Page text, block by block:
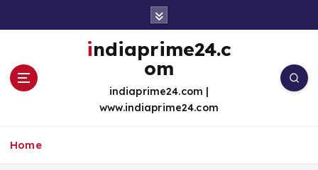
indiaprime24.c
om
indiaprime24.com |
www.indiaprime24.com
Home